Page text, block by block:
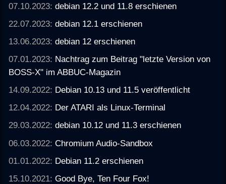
07.10.2023:debian 12.2 und 11.8 erschienen
22.07.2023:debian 12.1 erschienen
13.06.2023:debian 12 erschienen
07.01.2023: Nachtrag zum Beitrag "letzte Version von
BOSS-X" im ABBUC-Magazin
14.09.2022: Debian 10.13 und 11.5 veröffentlicht
12.04.2022: Der ATARI als Linux-Terminal
29.03.2022:debian 10.12 und 11.3 erschienen
06.03.2022:Chromium Audio-Sandbox
01.01.2022: Debian 11.2 erschienen
15.10.2021:Good Bye, Ten Four Fox!